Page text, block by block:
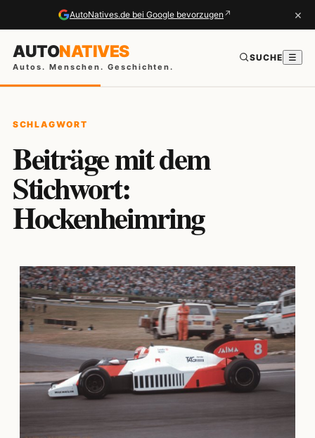
AutoNatives.de bei Google bevorzugen ↗ ×
AUTONATIVES
Autos. Menschen. Geschichten.
SUCHE ☰
SCHLAGWORT
Beiträge mit dem
Stichwort:
Hockenheimring